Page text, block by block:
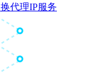
代理IP服务